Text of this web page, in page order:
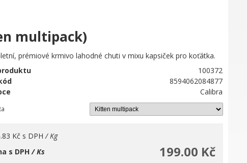
multipack)
prémiové krmivo lahodné chuti v mixu kapsiček pro koťátka.
100372
8594062084877
Calibra
Kč s DPH / Kg
199.00 Kč
s DPH/ Ks